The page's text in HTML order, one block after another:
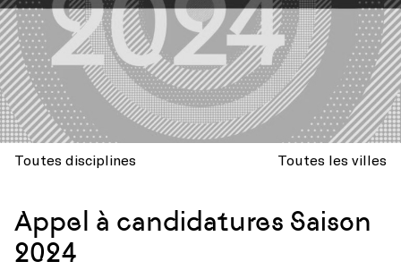
Toutes disciplines Toutes les villes
Appel à candidatures Saison
2024